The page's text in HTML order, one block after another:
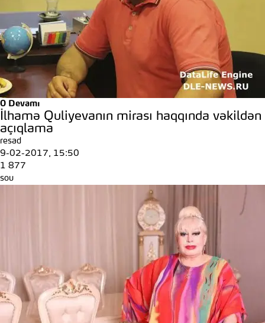
0 Devamı
İlhamə Quliyevanın mirası haqqında vəkildən
açıqlama
resad
9-02-2017, 15:50
1 877
sou